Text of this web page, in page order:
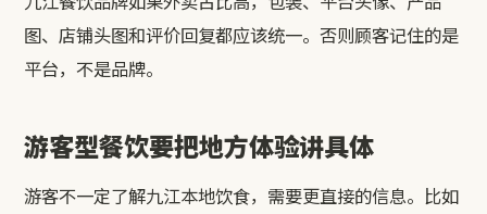
图、店铺头图和评价回复都应该统一。否则顾客记住的是
平台，不是品牌。
游客型餐饮要把地方体验讲具体
游客不一定了解九江本地饮食，需要更直接的信息。比如